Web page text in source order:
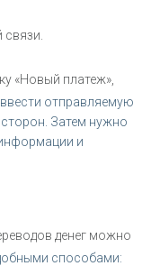
«Новый платеж»,
отправляемую
Затем нужно
и
денег можно
способами: